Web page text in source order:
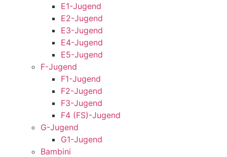
E1-Jugend
E2-Jugend
E3-Jugend
E4-Jugend
E5-Jugend
F-Jugend
F1-Jugend
F2-Jugend
F3-Jugend
F4 (FS)-Jugend
G-Jugend
G1-Jugend
Bambini